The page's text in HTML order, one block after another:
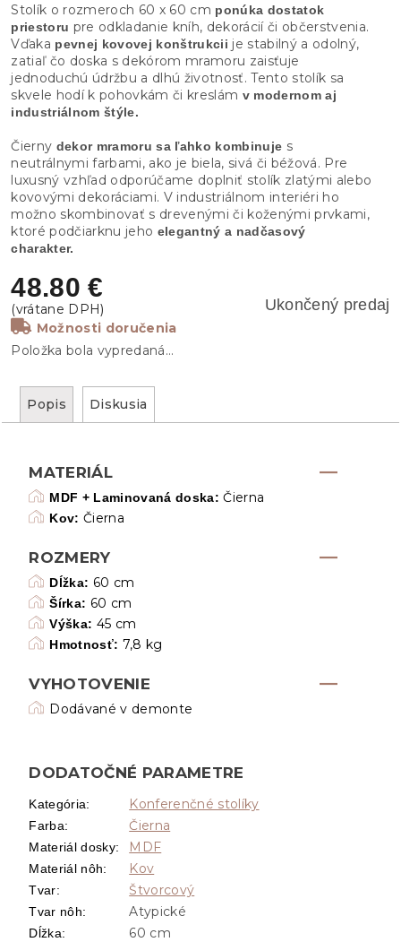
48.80 €
Ukončený predaj
Možnosti doručenia
Položka bola vypredaná…
Stolík o rozmeroch 60 x 60 cm ponúka dostatok
priestoru pre odkladanie kníh, dekorácií či občerstvenia.
Vďaka pevnej kovovej konštrukcii je stabilný a odolný,
zatiaľ čo doska s dekórom mramoru zaisťuje
jednoduchú údržbu a dlhú životnosť. Tento stolík sa
skvele hodí k pohovkám či kreslám v modernom aj
industriálnom štýle.
Čierny dekor mramoru sa ľahko kombinuje s
neutrálnymi farbami, ako je biela, sivá či béžová. Pre
luxusný vzhľad odporúčame doplniť stolík zlatými alebo
kovovými dekoráciami. V industriálnom interiéri ho
možno skombinovať s drevenými či koženými prvkami,
ktoré podčiarknu jeho elegantný a nadčasový
charakter.
Popis Diskusia
MATERIÁL
MDF + Laminovaná doska: Čierna
Kov: Čierna
ROZMERY
Dĺžka: 60 cm
Šírka: 60 cm
Výška: 45 cm
Hmotnosť: 7,8 kg
VYHOTOVENIE
Dodávané v demonte
DODATOČNÉ PARAMETRE
Kategória: Konferenčné stolíky
Farba: Čierna
Materiál dosky: MDF
Materiál nôh: Kov
Tvar: Štvorcový
Tvar nôh: Atypické
Dĺžka: 60 cm